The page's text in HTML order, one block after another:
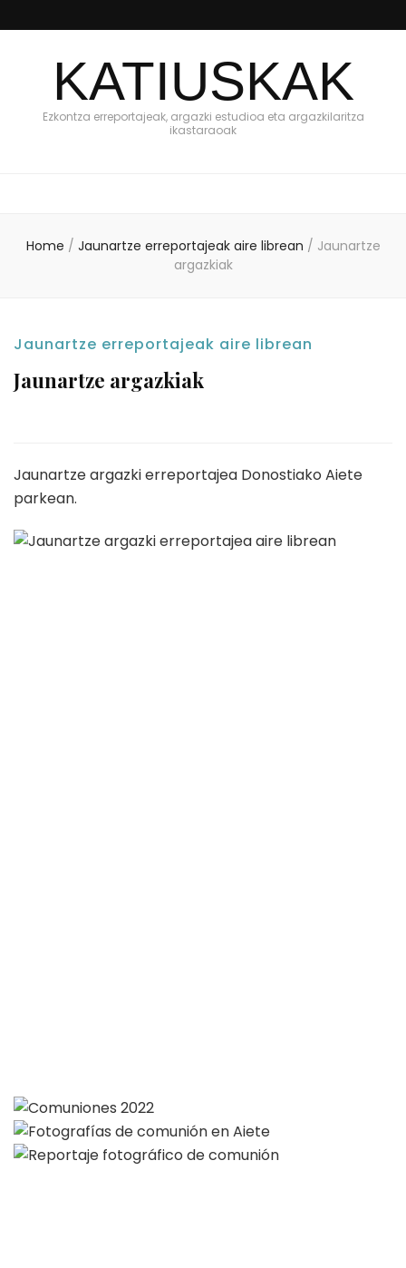
KATIUSKAK
Ezkontza erreportajeak, argazki estudioa eta argazkilaritza
ikastaraoak
Home / Jaunartze erreportajeak aire librean / Jaunartze
argazkiak
Jaunartze erreportajeak aire librean
Jaunartze argazkiak
Jaunartze argazki erreportajea Donostiako Aiete
parkean.